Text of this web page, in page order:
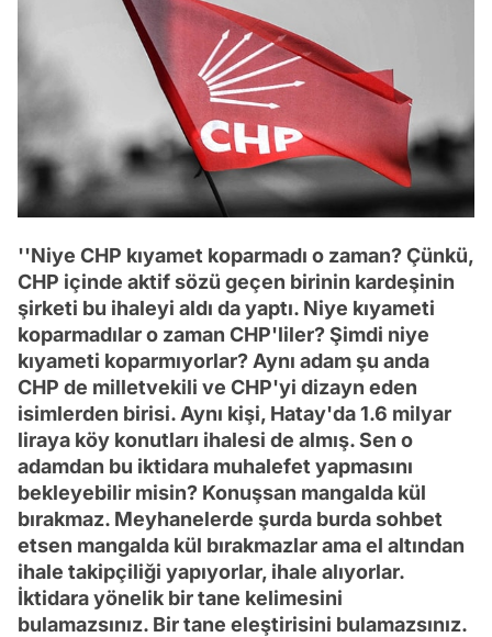
''Niye CHP kıyamet koparmadı o zaman? Çünkü,
CHP içinde aktif sözü geçen birinin kardeşinin
şirketi bu ihaleyi aldı da yaptı. Niye kıyameti
koparmadılar o zaman CHP'liler? Şimdi niye
kıyameti koparmıyorlar? Aynı adam şu anda
CHP de milletvekili ve CHP'yi dizayn eden
isimlerden birisi. Aynı kişi, Hatay'da 1.6 milyar
liraya köy konutları ihalesi de almış. Sen o
adamdan bu iktidara muhalefet yapmasını
bekleyebilir misin? Konuşsan mangalda kül
bırakmaz. Meyhanelerde şurda burda sohbet
etsen mangalda kül bırakmazlar ama el altından
ihale takipçiliği yapıyorlar, ihale alıyorlar.
İktidara yönelik bir tane kelimesini
bulamazsınız. Bir tane eleştirisini bulamazsınız.